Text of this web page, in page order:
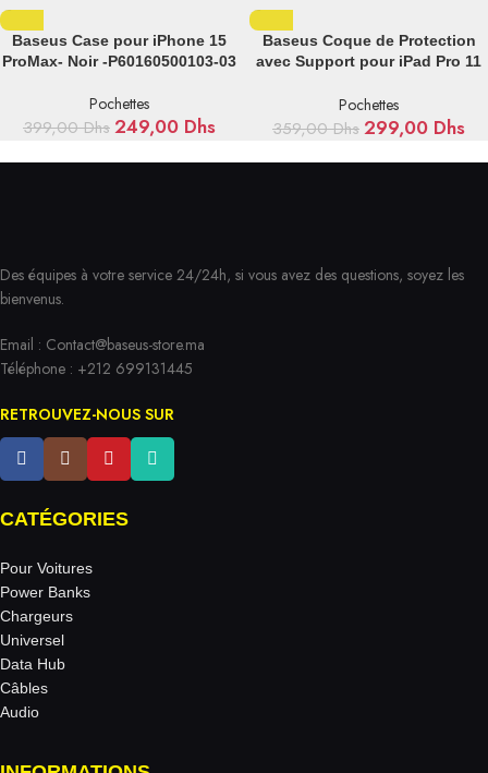
Baseus Case pour iPhone 15
ProMax- Noir -P60160500103-03
Pochettes
399,00Dhs249,00 Dhs
Baseus Coque de Protection
avec Support pour iPad Pro 11
Pochettes
359,00Dhs299,00 Dhs
Des équipes à votre service 24/24h, si vous avez des questions, soyez les
bienvenus.
Email : Contact@baseus-store.ma
Téléphone : +212 699131445
RETROUVEZ-NOUS SUR
CATÉGORIES
Pour Voitures
Power Banks
Chargeurs
Universel
Data Hub
Câbles
Audio